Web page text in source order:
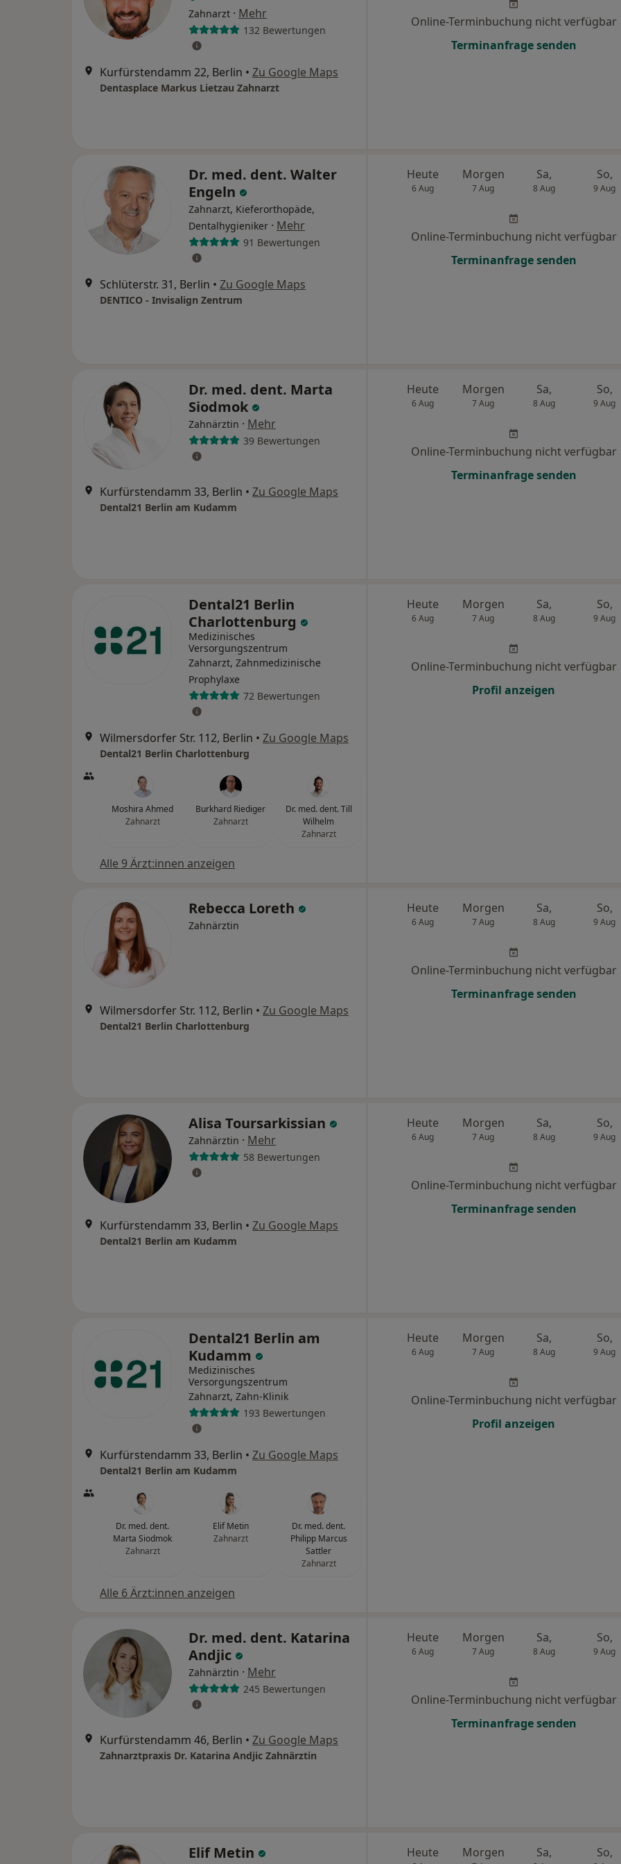
Zahnarzt · Mehr
132 Bewertungen
Kurfürstendamm 22, Berlin • Zu Google Maps
Dentasplace Markus Lietzau Zahnarzt
Online-Terminbuchung nicht verfügbar
Terminanfrage senden
Dr. med. dent. Walter
Engeln
Zahnarzt, Kieferorthopäde,
Dentalhygieniker · Mehr
91 Bewertungen
Schlüterstr. 31, Berlin • Zu Google Maps
DENTICO - Invisalign Zentrum
Heute
6 Aug
Morgen
7 Aug
Sa,
8 Aug
So,
9 Aug
Online-Terminbuchung nicht verfügbar
Terminanfrage senden
Dr. med. dent. Marta
Siodmok
Zahnärztin · Mehr
39 Bewertungen
Kurfürstendamm 33, Berlin • Zu Google Maps
Dental21 Berlin am Kudamm
Heute
6 Aug
Morgen
7 Aug
Sa,
8 Aug
So,
9 Aug
Online-Terminbuchung nicht verfügbar
Terminanfrage senden
Dental21 Berlin
Charlottenburg
Medizinisches
Versorgungszentrum
Zahnarzt, Zahnmedizinische
Prophylaxe
72 Bewertungen
Wilmersdorfer Str. 112, Berlin • Zu Google Maps
Dental21 Berlin Charlottenburg
Moshira Ahmed
Zahnarzt
Burkhard Riediger
Zahnarzt
Dr. med. dent. Till
Wilhelm
Zahnarzt
Alle 9 Ärzt:innen anzeigen
Heute
6 Aug
Morgen
7 Aug
Sa,
8 Aug
So,
9 Aug
Online-Terminbuchung nicht verfügbar
Profil anzeigen
Rebecca Loreth
Zahnärztin
Wilmersdorfer Str. 112, Berlin • Zu Google Maps
Dental21 Berlin Charlottenburg
Heute
6 Aug
Morgen
7 Aug
Sa,
8 Aug
So,
9 Aug
Online-Terminbuchung nicht verfügbar
Terminanfrage senden
Alisa Toursarkissian
Zahnärztin · Mehr
58 Bewertungen
Kurfürstendamm 33, Berlin • Zu Google Maps
Dental21 Berlin am Kudamm
Heute
6 Aug
Morgen
7 Aug
Sa,
8 Aug
So,
9 Aug
Online-Terminbuchung nicht verfügbar
Terminanfrage senden
Dental21 Berlin am
Kudamm
Medizinisches
Versorgungszentrum
Zahnarzt, Zahn-Klinik
193 Bewertungen
Kurfürstendamm 33, Berlin • Zu Google Maps
Dental21 Berlin am Kudamm
Dr. med. dent.
Marta Siodmok
Zahnarzt
Elif Metin
Zahnarzt
Dr. med. dent.
Philipp Marcus
Sattler
Zahnarzt
Alle 6 Ärzt:innen anzeigen
Heute
6 Aug
Morgen
7 Aug
Sa,
8 Aug
So,
9 Aug
Online-Terminbuchung nicht verfügbar
Profil anzeigen
Dr. med. dent. Katarina
Andjic
Zahnärztin · Mehr
245 Bewertungen
Kurfürstendamm 46, Berlin • Zu Google Maps
Zahnarztpraxis Dr. Katarina Andjic Zahnärztin
Heute
6 Aug
Morgen
7 Aug
Sa,
8 Aug
So,
9 Aug
Online-Terminbuchung nicht verfügbar
Terminanfrage senden
Elif Metin Heute Morgen Sa, So,